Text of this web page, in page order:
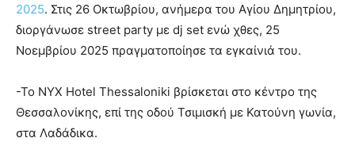
2025. Στις 26 Οκτωβρίου, ανήμερα του Αγίου Δημητρίου,
διοργάνωσε street party με dj set ενώ χθες, 25
Νοεμβρίου 2025 πραγματοποίησε τα εγκαίνιά του.
-To NYX Hotel Thessaloniki βρίσκεται στο κέντρο της
Θεσσαλονίκης, επί της οδού Τσιμισκή με Κατούνη γωνία,
στα Λαδάδικα.